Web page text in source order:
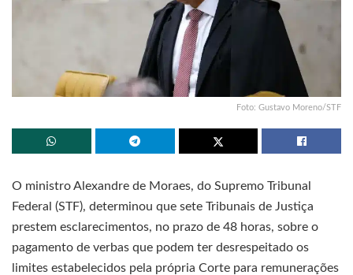
Foto: Gustavo Moreno/STF
O ministro Alexandre de Moraes, do Supremo Tribunal
Federal (STF), determinou que sete Tribunais de Justiça
prestem esclarecimentos, no prazo de 48 horas, sobre o
pagamento de verbas que podem ter desrespeitado os
limites estabelecidos pela própria Corte para remunerações